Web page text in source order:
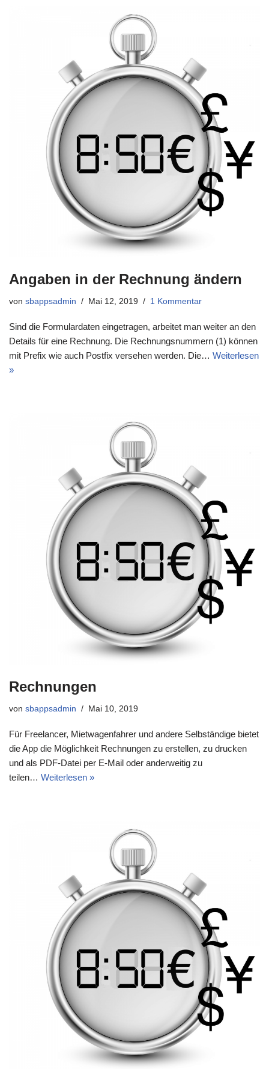
Angaben in der Rechnung ändern
von sbappsadmin Mai 12, 2019 1 Kommentar
Sind die Formulardaten eingetragen, arbeitet man weiter an den
Details für eine Rechnung. Die Rechnungsnummern (1) können
mit Prefix wie auch Postfix versehen werden. Die… Weiterlesen
»
Rechnungen
von sbappsadmin Mai 10, 2019
Für Freelancer, Mietwagenfahrer und andere Selbständige bietet
die App die Möglichkeit Rechnungen zu erstellen, zu drucken
und als PDF-Datei per E-Mail oder anderweitig zu
teilen… Weiterlesen »